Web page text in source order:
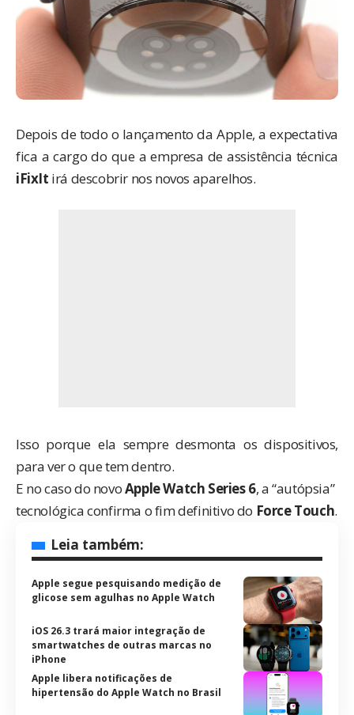
Depois de todo o lançamento daApple, a expectativa
fica a cargo do que a empresa de assistência técnica
iFixIt irá descobrir nos novos aparelhos.
Isso porque ela sempre desmonta os dispositivos,
para ver o que tem dentro.
E no caso do novoApple Watch Series 6, a “autópsia”
tecnológica confirma o fim definitivo do Force Touch.
Leia também:
Apple segue pesquisando medição de
glicose sem agulhas no Apple Watch
iOS 26.3 trará maior integração de
smartwatches de outras marcas no
iPhone
Apple libera notificações de
hipertensão do Apple Watch no Brasil